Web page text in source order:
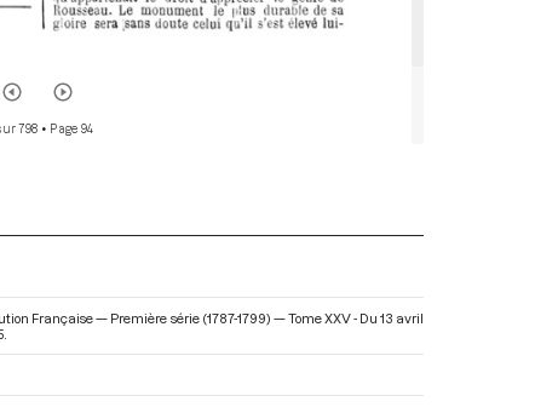
798 • Page 94
Française — Première série (1787-1799) — Tome XXV - Du 13 avril